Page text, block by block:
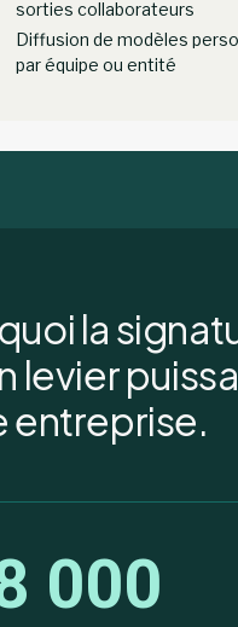
sorties collaborateurs
Diffusion de modèles
par équipe ou entité
la
levier
entreprise.
000